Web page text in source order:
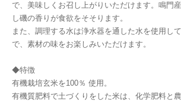
で、美味しくお召し上がりいただけます。鳴門
し磯の香りが食欲をそそります。
また、調理する水は浄水器を通した水を使用し
で、素材の味をお楽しみいただけます。
◆特徴
有機栽培玄米を100％ 使用。
有機質肥料で土づくりをした米は、化学肥料と